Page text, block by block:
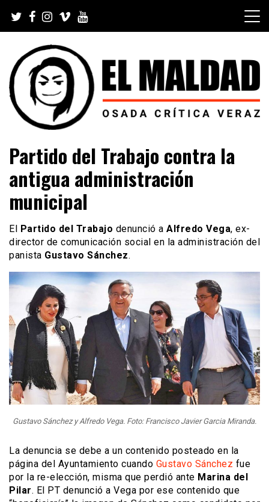
content
El Maldad
Viral y Youtube
Partido del Trabajo contra la
antigua administración
municipal
El Partido del Trabajo denunció a Alfredo Vega, ex-
director de comunicación social en la administración del
panista Gustavo Sánchez.
Gustavo Sánchez y Alfredo Vega. Foto: Francisco Javier Garcia Miranda.
La denuncia se debe a un contenido posteado en la
página del Ayuntamiento cuando Gustavo Sánchez fue
por la re-elección, misma que perdió ante Marina del
Pilar. El PT denunció a Vega por ese contenido que